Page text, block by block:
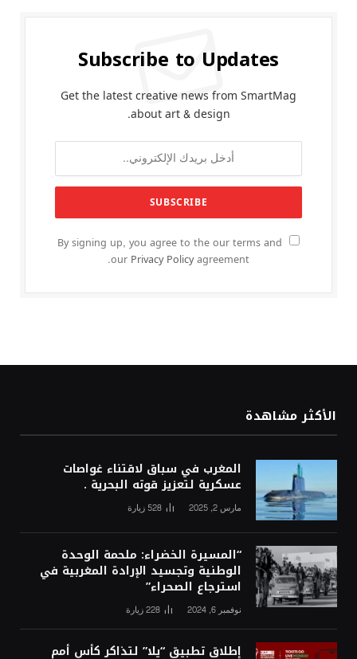
Subscribe to Updates
Get the latest creative news from SmartMag
about art & design.
By signing up, you agree to the our terms and
our Privacy Policyagreement.
الأكثر مشاهدة
المغرب في سباق لاقتناء غواصات
عسكرية لتعزيز قوته البحرية .
مارس 2, 2025 528 زيارة
“المسيرة الخضراء: ملحمة الوحدة
الوطنية وتجسيد الإرادة المغربية في
استرجاع الصحراء”
نوفمبر 6, 2024 228زيارة
إطلاق تطبيق “يلا” لتذاكر كأس أمم